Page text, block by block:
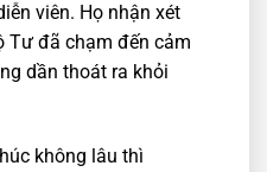
viên. Họ nhận xét
Tư đã chạm đến cảm
dần thoát ra khỏi
không lâu thì